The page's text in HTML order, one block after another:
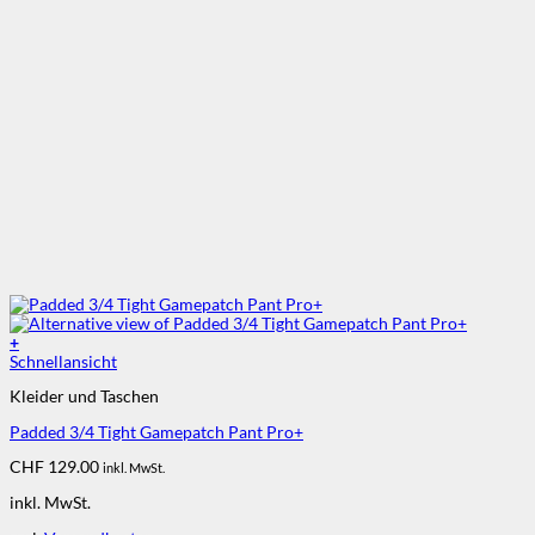
+
Dieses
weist
Varianten
Die
Optionen
können
Schnellansicht
Kleider und Taschen
Padded 3/4 Tight Gamepatch Pant Pro+
CHF 129.00 inkl. MwSt.
inkl. MwSt.